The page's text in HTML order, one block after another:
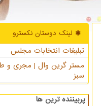
لینک دوستان نكسترو
تبلیغات انتخابات مجلس
مستر گرین وال | مجری و
سبز
پربیننده ترین ها